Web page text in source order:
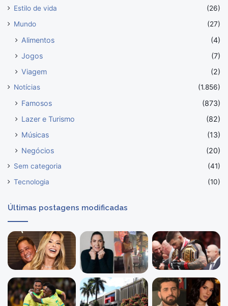
Estilo de vida
(26)
Mundo
(27)
Alimentos
(4)
Jogos
(7)
Viagem
(2)
Notícias (1.856)
Famosos
(873)
Lazer e Turismo
(82)
Músicas
(13)
Negócios
(20)
Sem categoria
(41)
Tecnologia
(10)
Últimas postagens modificadas